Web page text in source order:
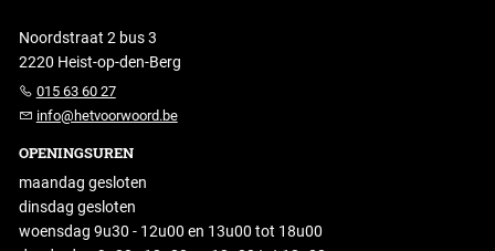
Noordstraat 2 bus 3
2220 Heist-op-den-Berg
015 63 60 27
info@hetvoorwoord.be
OPENINGSUREN
maandag gesloten
dinsdag gesloten
woensdag 9u30 - 12u00 en 13u00 tot 18u00